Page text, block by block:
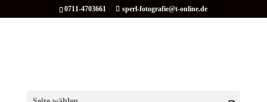
0711-4703661 sperl-fotografie@t-online.de